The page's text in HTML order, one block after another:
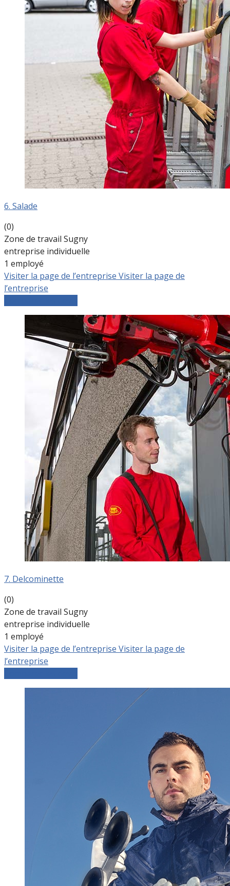
6. Salade
(0)
Zone de travail Sugny
entreprise individuelle
1 employé
Visiter la page de l’entreprise Visiter la page de
l’entreprise
7. Delcominette
(0)
Zone de travail Sugny
entreprise individuelle
1 employé
Visiter la page de l’entreprise Visiter la page de
l’entreprise